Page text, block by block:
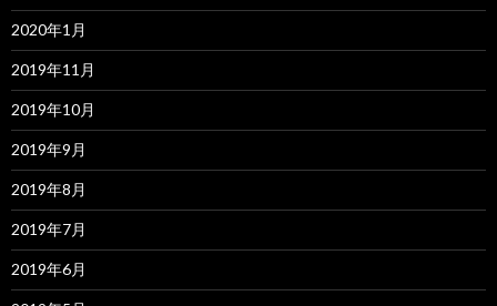
2020年1月
2019年11月
2019年10月
2019年9月
2019年8月
2019年7月
2019年6月